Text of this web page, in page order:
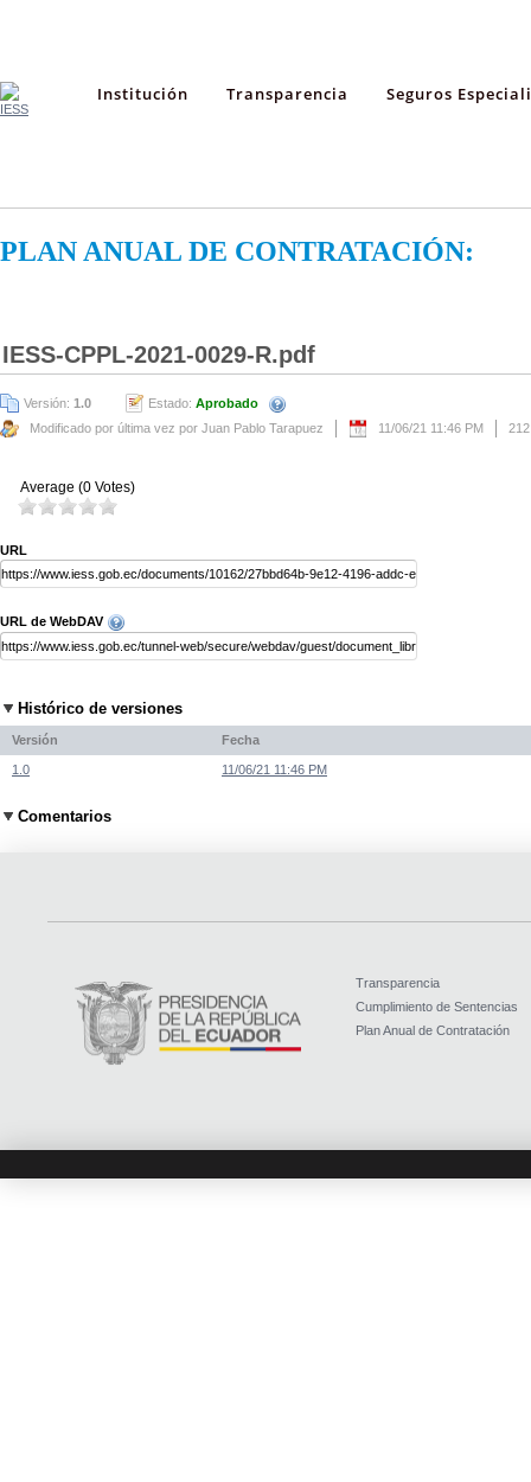
Institución Transparencia Seguros
PLAN ANUAL DE CONTRATACIÓN:
IESS-CPPL-2021-0029-R.pdf
Versión: 1.0 Estado: Aprobado
Modificado por última vez por Juan Pablo Tarapuez
11/06/21 11:46 PM
Average (0 Votes)
URL
URL de WebDAV
Histórico de versiones
Versión Fecha
1.0 11/06/21 11:46 PM
Comentarios
Transparencia
Cumplimiento de Sentencias
Plan Anual de Contratación